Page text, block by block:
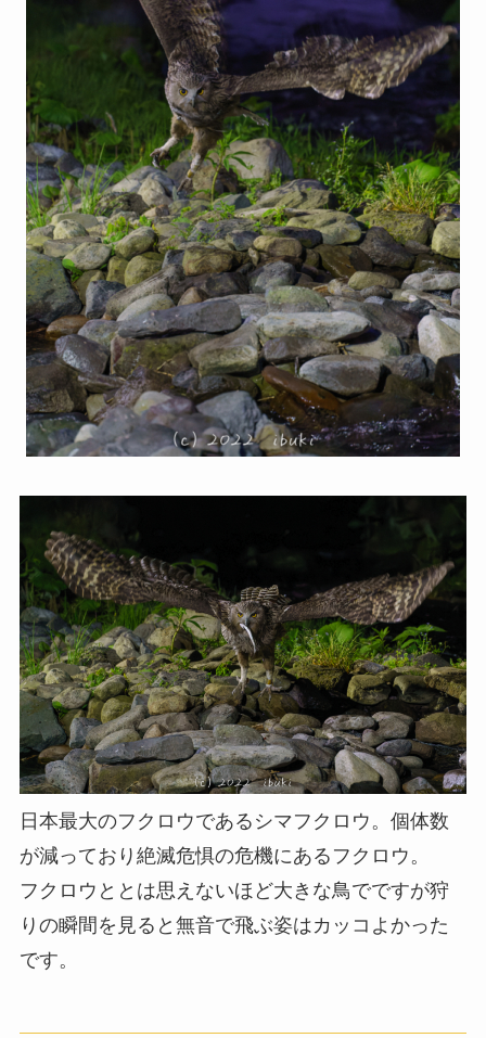
日本最大のフクロウであるシマフクロウ。個体数
が減っており絶滅危惧の危機にあるフクロウ。
フクロウととは思えないほど大きな鳥でですが狩
りの瞬間を見ると無音で飛ぶ姿はカッコよかった
です。